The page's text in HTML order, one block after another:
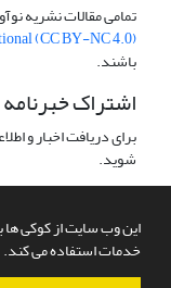
این وب سایت از کوکی ها
خدمات استفاده می کند.
تمامی مقالات نشریه
(CC BY-NC 4.0)
باشند.
اشتراک خبرنامه
برای دریافت اخبار و
شوید.